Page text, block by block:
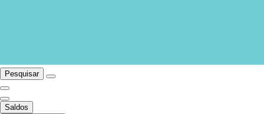
Pesquisar
Saldos